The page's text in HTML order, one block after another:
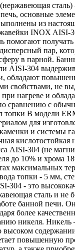
сталь)
печь, основные
из
INOX AISI-
помогают
пар,
в парной.
AISI-304
обладают
свойствами, не
при нагреве и
сравнению с
топки В модели
для
и системы
кислотостойкая
AISI-304 (не
до 10% и хрома
максимальных
топки - 5 мм,
304 - это
сталь и не
банной печи.
более
никеля. Никель
высоком
повышенную